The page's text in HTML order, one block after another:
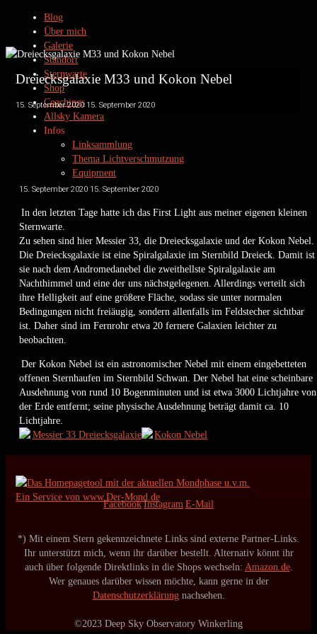
Blog
Über mich
Galerie
Standort
Sternwarte
Shop
Coachings
Allsky Kamera
Infos
Linksammlung
Thema Lichtverschmutzung
Equipment
Datenschutz
Impressum
Privatsternwarte Winkerling
by www.heinerweiss.de
Dreiecksgalaxie M33 und Kokon Nebel
15. September 202015. September 2020
15. September 2020 15. September 2020
In den letzten Tage hatte ich das First Light aus meiner eigenen kleinen
Sternwarte.
Zu sehen sind hier Messier 33, die Dreiecksgalaxie und der Kokon Nebel.
Die Dreiecksgalaxie ist eine Spiralgalaxie im Sternbild Dreieck. Damit ist
sie nach dem Andromedanebel die zweithellste Spiralgalaxie am
Nachthimmel und eine der uns nächstgelegenen. Allerdings verteilt sich
ihre Helligkeit auf eine größere Fläche, sodass sie unter normalen
Bedingungen nicht freiäugig, sondern allenfalls im Feldstecher sichtbar
ist. Daher sind im Fernrohr etwa 20 fernere Galaxien leichter zu
beobachten.
Der Kokon Nebel ist ein astronomischer Nebel mit einem eingebetteten
offenen Sternhaufen im Sternbild Schwan. Der Nebel hat eine scheinbare
Ausdehnung von rund 10 Bogenminuten und ist etwa 3000 Lichtjahre von
der Erde entfernt; seine physische Ausdehnung beträgt damit ca. 10
Lichtjahre.
Ein Service von www.Der-Mond.de
FacebookInstagramE-Mail
*) Mit einem Stern gekennzeichnete Links sind externe Partner-Links.
Ihr unterstützt mich, wenn ihr darüber bestellt. Alternativ könnt ihr
auch über folgende Direktlinks in die Shops wechseln: Amazon.de.
Wer genaues darüber wissen möchte, kann gerne in der
Datenschutzerklärungnachsehen.
©2023 Deep Sky Observatory Winkerling